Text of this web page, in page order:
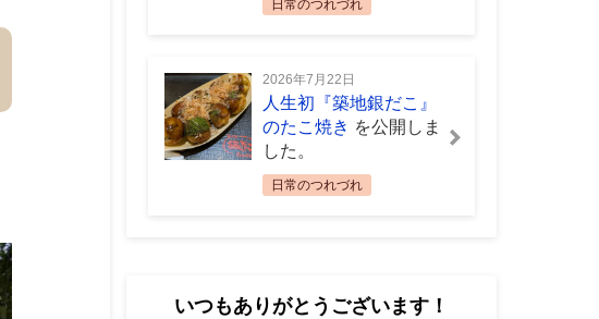
日常のつれづれ
2026年7月22日
人生初『築地銀だこ』
のたこ焼き を公開しま
した。
日常のつれづれ
いつもありがとうございます！